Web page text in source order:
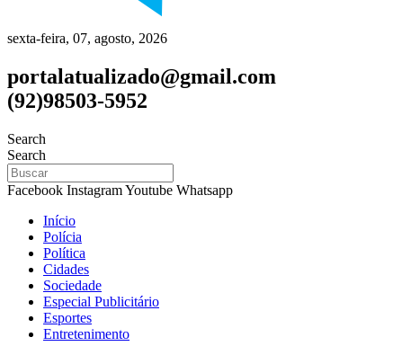
sexta-feira, 07, agosto, 2026
portalatualizado@gmail.com
(92)98503-5952
Search
Search
Facebook InstagramYoutube Whatsapp
Início
Polícia
Política
Cidades
Sociedade
Especial Publicitário
Esportes
Entretenimento